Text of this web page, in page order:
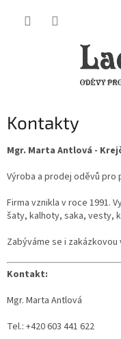
Kontakty
Mgr. Marta Antlová -
Výroba a prodej oděvů pro
Firma vznikla v roce 1991.
šaty, kalhoty, saka, vesty,
Zabýváme se i
Kontakt:
Mgr. Marta Antlová
Tel.: +420 603 441 622